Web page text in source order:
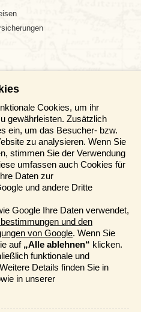
Cookies, um ihr
gewährleisten. Zusätzlich
ein, um das Besucher- bzw.
zu analysieren. Wenn Sie
stimmen Sie der Verwendung
umfassen auch Cookies für
Daten zur
und andere Dritte
Google Ihre Daten verwendet,
und den
von Google. Wenn Sie
auf „Alle ablehnen“ klicken.
funktionale und
Details finden Sie in
in unserer